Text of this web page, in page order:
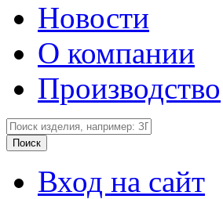
Новости
О компании
Производство
Вход на сайт